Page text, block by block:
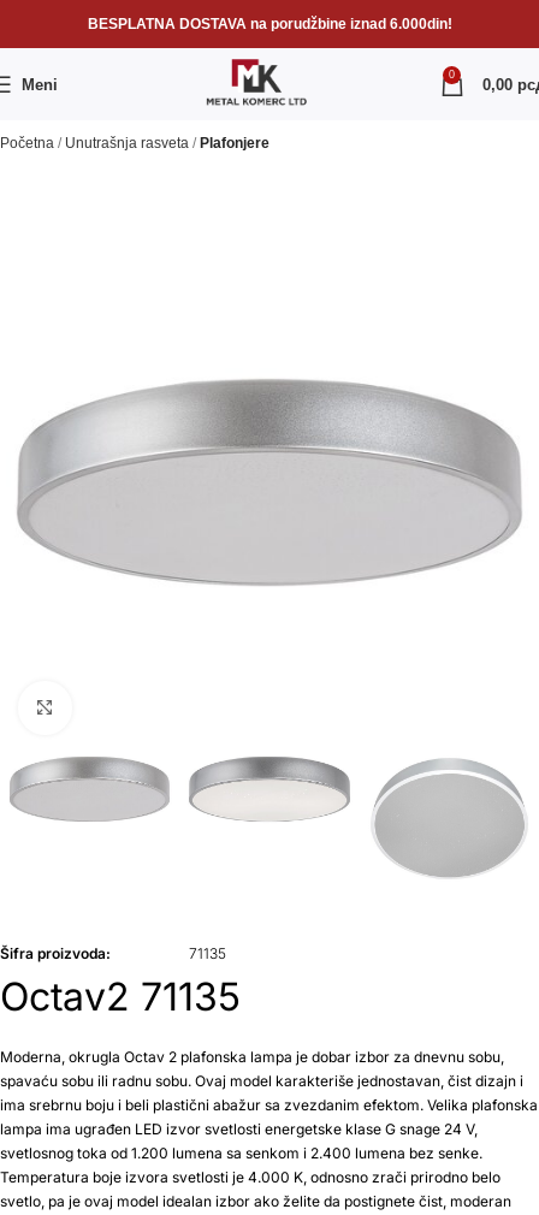
BESPLATNA DOSTAVA na porudžbine iznad 6.000din!
Meni
0
0,00
Početna Unutrašnja rasveta Plafonjere
Šifra proizvoda: 71135
Octav2 71135
Moderna, okrugla Octav 2 plafonska lampa je dobar izbor za dnevnu sobu,
spavaću sobu ili radnu sobu. Ovaj model karakteriše jednostavan, čist dizajn i
ima srebrnu boju i beli plastični abažur sa zvezdanim efektom. Velika plafonska
lampa ima ugrađen LED izvor svetlosti energetske klase G snage 24 V,
svetlosnog toka od 1.200 lumena sa senkom i 2.400 lumena bez senke.
Temperatura boje izvora svetlosti je 4.000 K, odnosno zrači prirodno belo
svetlo, pa je ovaj model idealan izbor ako želite da postignete čist, moderan